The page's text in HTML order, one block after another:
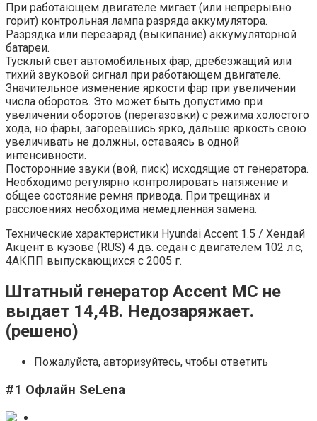
При работающем двигателе мигает (или непрерывно
горит) контрольная лампа разряда аккумулятора.
Разрядка или перезаряд (выкипание) аккумуляторной
батареи.
Тусклый свет автомобильных фар, дребезжащий или
тихий звуковой сигнал при работающем двигателе.
Значительное изменение яркости фар при увеличении
числа оборотов. Это может быть допустимо при
увеличении оборотов (перегазовки) с режима холостого
хода, но фары, загоревшись ярко, дальше яркость свою
увеличивать не должны, оставаясь в одной
интенсивности.
Посторонние звуки (вой, писк) исходящие от генератора.
Необходимо регулярно контролировать натяжение и
общее состояние ремня привода. При трещинах и
расслоениях необходима немедленная замена.
Технические характеристики Hyundai Accent 1.5 / Хендай
Акцент в кузове (RUS) 4 дв. седан с двигателем 102 л.с,
4АКПП выпускающихся c 2005 г.
Штатный генератор Accent MC не
выдает 14,4В. Недозаряжает.
(решено)
Пожалуйста, авторизуйтесь, чтобы ответить
#1 Офлайн SeLena